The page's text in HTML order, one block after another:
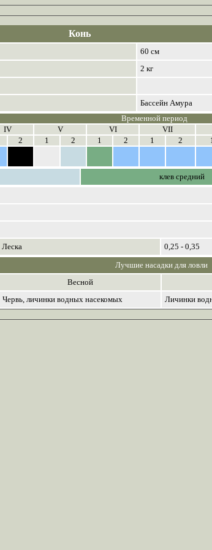
Конь
60 см
2 кг
Бассейн Амура
Временной период
IV V VI VII
2 1 2 1 2 1 2
клев средний
Леска 0,25 - 0,35
Лучшие насадки для ловли
Весной
Червь, личинки водных насекомых Личинки